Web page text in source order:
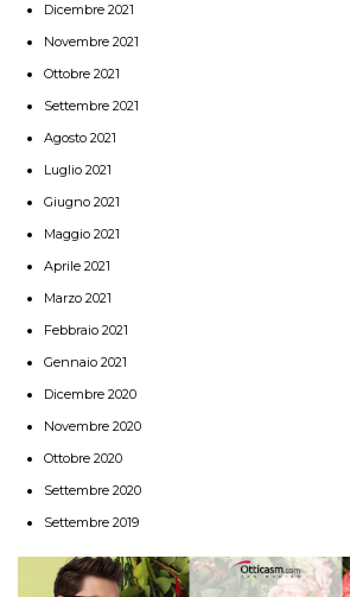
Dicembre 2021
Novembre 2021
Ottobre 2021
Settembre 2021
Agosto 2021
Luglio 2021
Giugno 2021
Maggio 2021
Aprile 2021
Marzo 2021
Febbraio 2021
Gennaio 2021
Dicembre 2020
Novembre 2020
Ottobre 2020
Settembre 2020
Settembre 2019